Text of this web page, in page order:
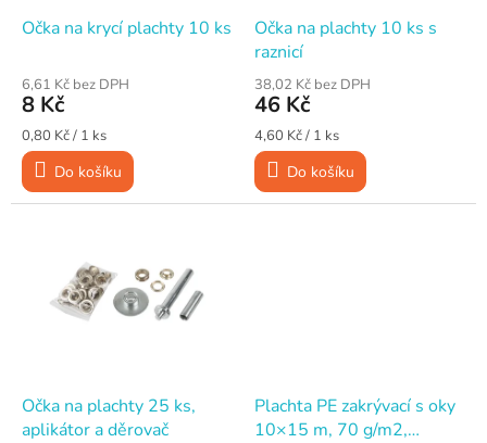
Očka na krycí plachty 10 ks
6,61 Kč bez DPH
8 Kč
Měrná
cena:
0,80 Kč / 1 ks
Do košíku
Očka na plachty 10 ks s
raznicí
38,02 Kč bez DPH
46 Kč
Měrná
cena:
4,60 Kč / 1 ks
Do košíku
Očka na plachty 25 ks,
aplikátor a děrovač
Plachta PE zakrývací s oky
10×15 m, 70 g/m2,